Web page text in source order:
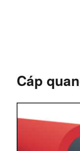
Cáp